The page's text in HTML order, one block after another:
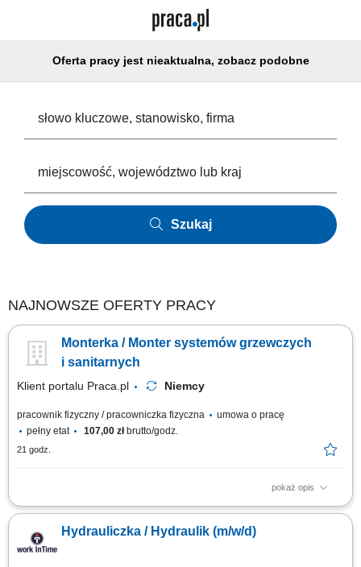
Oferta pracy jest nieaktualna, zobacz podobne
Szukaj
NAJNOWSZE OFERTY PRACY
Monterka / Monter systemów grzewczych
i sanitarnych
Klient portalu Praca.pl Niemcy
pracownik fizyczny / pracowniczka fizyczna
umowa o pracę
pełny etat
107,00 złbrutto/godz.
21 godz.
pokaż opis
Montaż instalacji rurowych, armatury, odpływów; Instalacja grzejników i
praca z rysunkiem technicznym;
Hydrauliczka / Hydraulik (m/w/d)